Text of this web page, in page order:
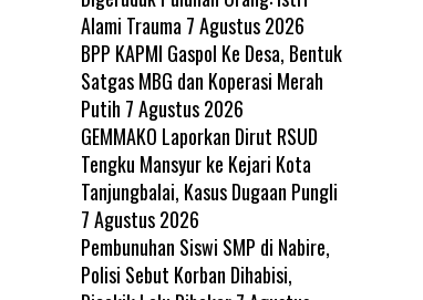
Alami Trauma 7 Agustus 2026
BPP KAPMI Gaspol Ke Desa, Bentuk
Satgas MBG dan Koperasi Merah
Putih 7 Agustus 2026
GEMMAKO Laporkan Dirut RSUD
Tengku Mansyur ke Kejari Kota
Tanjungbalai, Kasus Dugaan Pungli
7 Agustus 2026
Pembunuhan Siswi SMP di Nabire,
Polisi Sebut Korban Dihabisi,